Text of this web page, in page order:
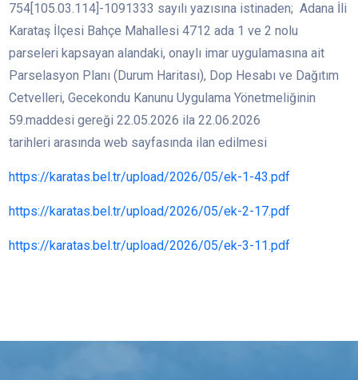
754[105.03.114]-1091333 sayılı yazısına istinaden; Adana İli
Karataş İlçesi Bahçe Mahallesi 4712 ada 1 ve 2 nolu
parseleri kapsayan alandaki, onaylı imar uygulamasına ait
Parselasyon Planı (Durum Haritası), Dop Hesabı ve Dağıtım
Cetvelleri, Gecekondu Kanunu Uygulama Yönetmeliğinin
59.maddesi gereği 22.05.2026 ila 22.06.2026
tarihleri arasında web sayfasında ilan edilmesi
https://karatas.bel.tr/upload/2026/05/ek-1-43.pdf
https://karatas.bel.tr/upload/2026/05/ek-2-17.pdf
https://karatas.bel.tr/upload/2026/05/ek-3-11.pdf